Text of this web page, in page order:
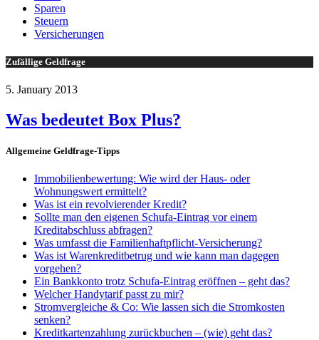
Sparen
Steuern
Versicherungen
Zufällige Geldfrage
5. January 2013
Was bedeutet Box Plus?
Allgemeine Geldfrage-Tipps
Immobilienbewertung: Wie wird der Haus- oder
Wohnungswert ermittelt?
Was ist ein revolvierender Kredit?
Sollte man den eigenen Schufa-Eintrag vor einem
Kreditabschluss abfragen?
Was umfasst die Familienhaftpflicht-Versicherung?
Was ist Warenkreditbetrug und wie kann man dagegen
vorgehen?
Ein Bankkonto trotz Schufa-Eintrag eröffnen – geht das?
Welcher Handytarif passt zu mir?
Stromvergleiche & Co: Wie lassen sich die Stromkosten
senken?
Kreditkartenzahlung zurückbuchen – (wie) geht das?